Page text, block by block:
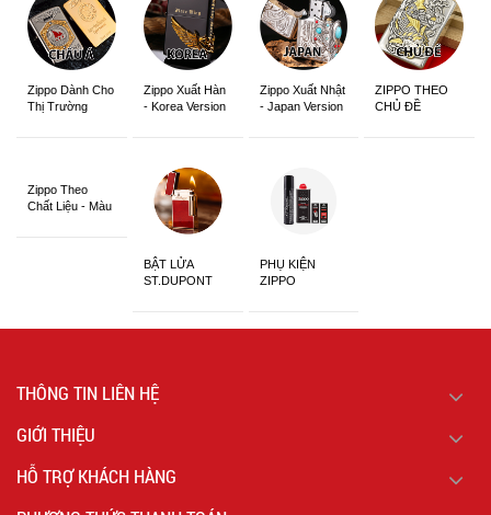
Zippo Dành Cho
Thị Trường
Zippo Xuất Hàn
- Korea Version
Zippo Xuất Nhật
- Japan Version
ZIPPO THEO
CHỦ ĐỀ
Zippo Theo
Chất Liệu - Màu
BẬT LỬA
ST.DUPONT
PHỤ KIỆN
ZIPPO
THÔNG TIN LIÊN HỆ
GIỚI THIỆU
HỖ TRỢ KHÁCH HÀNG